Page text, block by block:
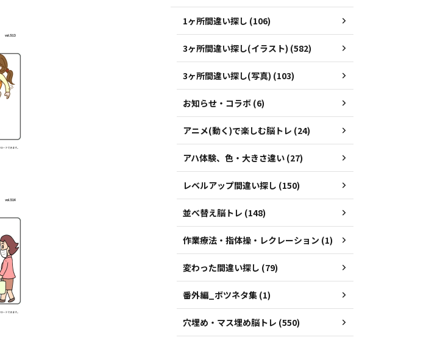
1ヶ所間違い探し (106)
3ヶ所間違い探し(イラスト) (582)
3ヶ所間違い探し(写真) (103)
お知らせ・コラボ (6)
アニメ(動く)で楽しむ脳トレ (24)
アハ体験、色・大きさ違い (27)
レベルアップ間違い探し (150)
並べ替え脳トレ (148)
作業療法・指体操・レクレーション (1)
変わった間違い探し (79)
番外編_ボツネタ集 (1)
穴埋め・マス埋め脳トレ (550)